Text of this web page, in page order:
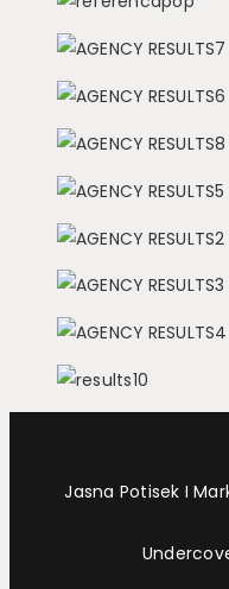
Jasna Potisek I